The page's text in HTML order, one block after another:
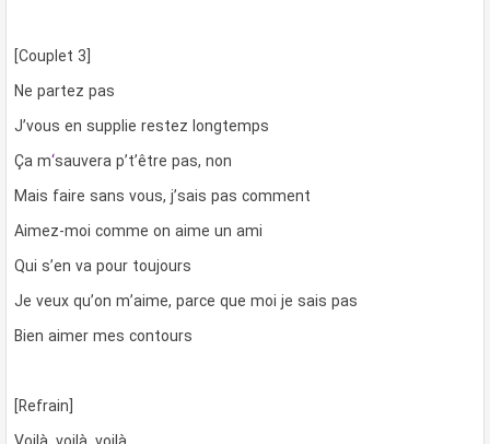
[Couplet 3]
Ne partez pas
J’vous en supplie restez longtemps
Ça m‘sauvera p’t’être pas, non
Mais faire sans vous, j’sais pas comment
Aimez-moi comme on aime un ami
Qui s’en va pour toujours
Je veux qu’on m’aime, parce que moi je sais pas
Bien aimer mes contours
[Refrain]